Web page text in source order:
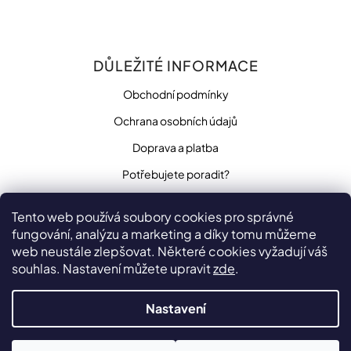
Tento web používá soubory cookies pro správné
fungování, analýzu a marketing a díky tomu můžeme
web neustále zlepšovat. Některé cookies vyžadují váš
souhlas. Nastavení můžete upravitzde.
Nastavení
DŮLEŽITÉ INFORMACE
Obchodní podmínky
Ochrana osobních údajů
Doprava a platba
Potřebujete poradit?
SLEDUJTE NÁS
Vytvořilo na platformě Shoptet